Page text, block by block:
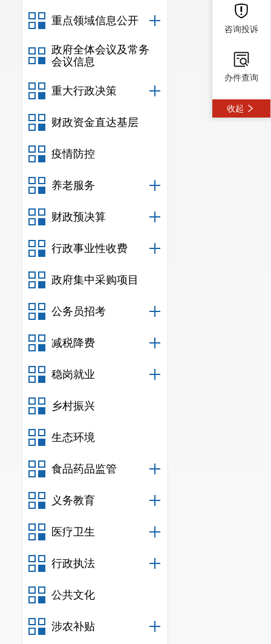
重点领域信息公开
政府全体会议及常务
会议信息
重大行政决策
财政资金直达基层
疫情防控
养老服务
财政预决算
行政事业性收费
政府集中采购项目
公务员招考
减税降费
稳岗就业
乡村振兴
生态环境
食品药品监管
义务教育
医疗卫生
行政执法
公共文化
涉农补贴
咨询投诉
办件查询
收起